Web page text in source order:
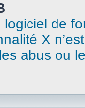
de
X
abus ou